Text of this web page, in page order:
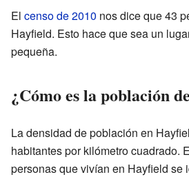
El censo de 2010 nos dice que 43
Hayfield. Esto hace que sea un
pequeña.
¿Cómo es la población
La densidad de población en
habitantes por kilómetro cuadrado.
personas que vivían en Hayfield se